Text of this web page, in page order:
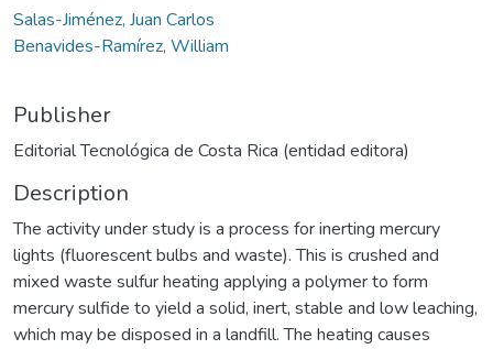
Salas-Jiménez, Juan Carlos
Benavides-Ramírez, William
Publisher
Editorial Tecnológica de Costa Rica (entidad editora)
Description
The activity under study is a process for inerting mercury
lights (fluorescent bulbs and waste). This is crushed and
mixed waste sulfur heating applying a polymer to form
mercury sulfide to yield a solid, inert, stable and low leaching,
which may be disposed in a landfill. The heating causes